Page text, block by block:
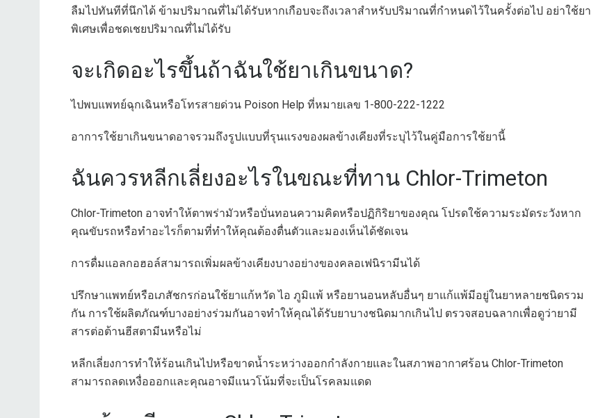
ลืมไปทันทีที่นึกได้ ข้ามปริมาณที่ไม่ได้รับหากเกือบจะถึงเวลาสำหรับปริมาณที่กำหนดไว้ในครั้งต่อไป อย่าใช้ยา
พิเศษเพื่อชดเชยปริมาณที่ไม่ได้รับ
จะเกิดอะไรขึ้นถ้าฉันใช้ยาเกินขนาด?
ไปพบแพทย์ฉุกเฉินหรือโทรสายด่วน Poison Help ที่หมายเลข 1-800-222-1222
อาการใช้ยาเกินขนาดอาจรวมถึงรูปแบบที่รุนแรงของผลข้างเคียงที่ระบุไว้ในคู่มือการใช้ยานี้
ฉันควรหลีกเลี่ยงอะไรในขณะที่ทาน Chlor-Trimeton
Chlor-Trimeton อาจทำให้ตาพร่ามัวหรือบั่นทอนความคิดหรือปฏิกิริยาของคุณ โปรดใช้ความระมัดระวังหาก
คุณขับรถหรือทำอะไรก็ตามที่ทำให้คุณต้องตื่นตัวและมองเห็นได้ชัดเจน
การดื่มแอลกอฮอล์สามารถเพิ่มผลข้างเคียงบางอย่างของคลอเฟนิรามีนได้
ปรึกษาแพทย์หรือเภสัชกรก่อนใช้ยาแก้หวัด ไอ ภูมิแพ้ หรือยานอนหลับอื่นๆ ยาแก้แพ้มีอยู่ในยาหลายชนิดรวม
กัน การใช้ผลิตภัณฑ์บางอย่างร่วมกันอาจทำให้คุณได้รับยาบางชนิดมากเกินไป ตรวจสอบฉลากเพื่อดูว่ายามี
สารต่อต้านฮีสตามีนหรือไม่
หลีกเลี่ยงการทำให้ร้อนเกินไปหรือขาดน้ำระหว่างออกกำลังกายและในสภาพอากาศร้อน Chlor-Trimeton
สามารถลดเหงื่อออกและคุณอาจมีแนวโน้มที่จะเป็นโรคลมแดด